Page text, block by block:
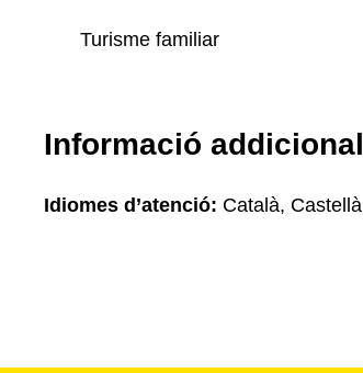
Turisme familiar
Informació addicional
Idiomes d’atenció: Català, Castellà